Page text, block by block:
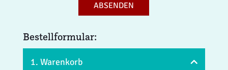
ABSENDEN
Bestellformular:
1. Warenkorb